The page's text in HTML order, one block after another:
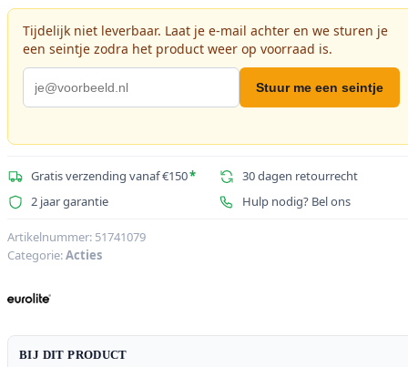
Tijdelijk niet leverbaar. Laat je e-mail achter en we sturen je
een seintje zodra het product weer op voorraad is.
Stuur me een seintje
Gratis verzending vanaf €150*
30 dagen retourrecht
2 jaar garantie
Hulp nodig? Bel ons
Artikelnummer: 51741079
Categorie:Acties
BIJ DIT PRODUCT